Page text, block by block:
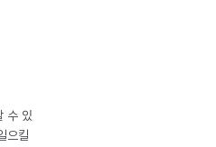
수 있
으킬